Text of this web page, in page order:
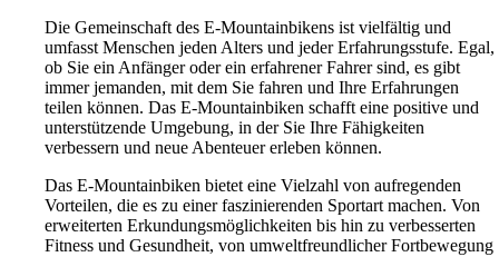
Die Gemeinschaft des E-Mountainbikens ist vielfältig und
umfasst Menschen jeden Alters und jeder Erfahrungsstufe. Egal,
ob Sie ein Anfänger oder ein erfahrener Fahrer sind, es gibt
immer jemanden, mit dem Sie fahren und Ihre Erfahrungen
teilen können. Das E-Mountainbiken schafft eine positive und
unterstützende Umgebung, in der Sie Ihre Fähigkeiten
verbessern und neue Abenteuer erleben können.
Das E-Mountainbiken bietet eine Vielzahl von aufregenden
Vorteilen, die es zu einer faszinierenden Sportart machen. Von
erweiterten Erkundungsmöglichkeiten bis hin zu verbesserten
Fitness und Gesundheit, von umweltfreundlicher Fortbewegung